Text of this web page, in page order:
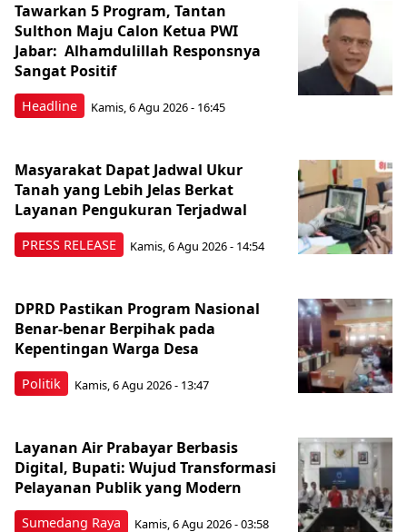
Headline
Tawarkan 5 Program, Tantan
Sulthon Maju Calon Ketua PWI
Jabar: Alhamdulillah Responsnya
Sangat Positif
Kamis, 6 Agu 2026 - 16:45
PRESS RELEASE
Masyarakat Dapat Jadwal Ukur
Tanah yang Lebih Jelas Berkat
Layanan Pengukuran Terjadwal
Kamis, 6 Agu 2026 - 14:54
Politik
DPRD Pastikan Program Nasional
Benar-benar Berpihak pada
Kepentingan Warga Desa
Kamis, 6 Agu 2026 - 13:47
Sumedang Raya
Layanan Air Prabayar Berbasis
Digital, Bupati: Wujud Transformasi
Pelayanan Publik yang Modern
Kamis, 6 Agu 2026 - 03:58